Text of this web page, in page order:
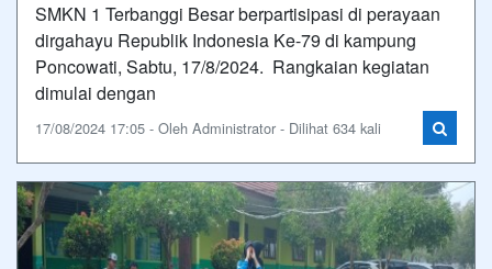
SMKN 1 Terbanggi Besar berpartisipasi di perayaan
dirgahayu Republik Indonesia Ke-79 di kampung
Poncowati, Sabtu, 17/8/2024. Rangkaian kegiatan
dimulai dengan
17/08/2024 17:05 - Oleh Administrator - Dilihat 634 kali